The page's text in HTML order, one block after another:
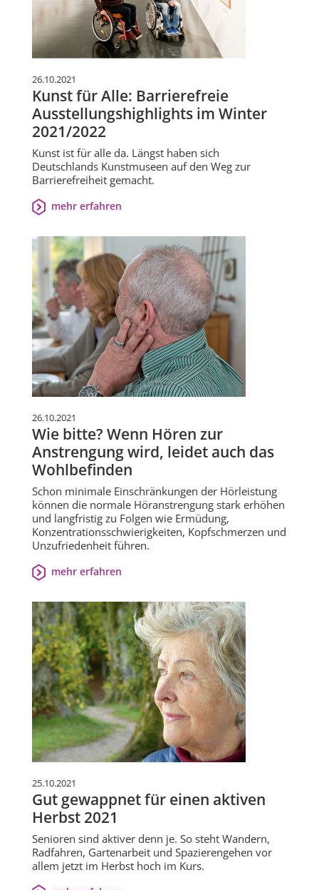
26.10.2021
Kunst für Alle: Barrierefreie
Ausstellungshighlights im Winter
2021/2022
Kunst ist für alle da. Längst haben sich
Deutschlands Kunstmuseen auf den Weg zur
Barrierefreiheit gemacht.
mehr erfahren
26.10.2021
Wie bitte? Wenn Hören zur
Anstrengung wird, leidet auch das
Wohlbefinden
Schon minimale Einschränkungen der Hörleistung
können die normale Höranstrengung stark erhöhen
und langfristig zu Folgen wie Ermüdung,
Konzentrationsschwierigkeiten, Kopfschmerzen und
Unzufriedenheit führen.
mehr erfahren
25.10.2021
Gut gewappnet für einen aktiven
Herbst 2021
Senioren sind aktiver denn je. So steht Wandern,
Radfahren, Gartenarbeit und Spazierengehen vor
allem jetzt im Herbst hoch im Kurs.